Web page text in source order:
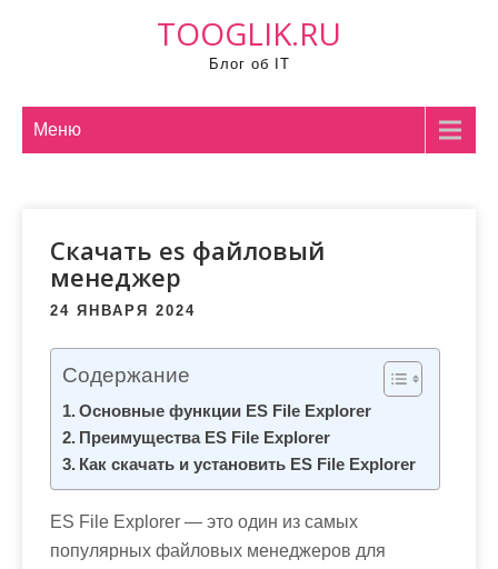
TOOGLIK.RU
Блог об IT
Меню
Скачать es файловый
менеджер
24 ЯНВАРЯ 2024
Содержание
Основные функции ES File Explorer
Преимущества ES File Explorer
Как скачать и установить ES File Explorer
ES File Explorer — это один из самых
популярных файловых менеджеров для